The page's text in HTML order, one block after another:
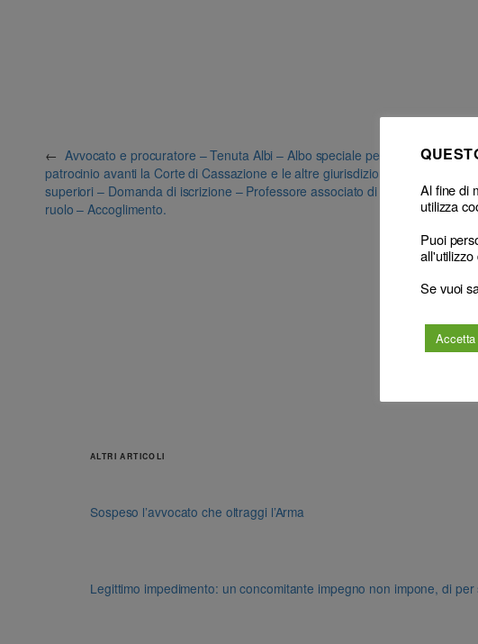
← Avvocato e procuratore – Tenuta Albi – Albo speciale per il
patrocinio avanti la Corte di Cassazione e le altre giurisdizioni
superiori – Domanda di iscrizione – Professore associato di
ruolo – Accoglimento.
Avvocato e
Tutelare
ALTRI ARTICOLI
Sospeso l’avvocato che oltraggi l’Arma
Legittimo impedimento: un concomitante impegno non impone, di
Al fine di
utilizza
Puoi
Se vuoi
Accetta